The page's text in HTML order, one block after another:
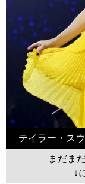
テイラー・スウ
まだま
↓